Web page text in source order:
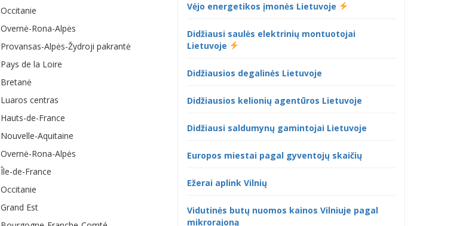
Occitanie
Overnė-Rona-Alpės
Provansas-Alpės-Žydroji pakrantė
Pays de la Loire
Bretanė
Luaros centras
Hauts-de-France
Nouvelle-Aquitaine
Overnė-Rona-Alpės
Île-de-France
Occitanie
Grand Est
Vėjo energetikos įmonės Lietuvoje
Didžiausi saulės elektrinių montuotojai
Lietuvoje
Didžiausios degalinės Lietuvoje
Didžiausios kelionių agentūros Lietuvoje
Didžiausi saldumynų gamintojai Lietuvoje
Europos miestai pagal gyventojų skaičių
Ežerai aplink Vilnių
Vidutinės butų nuomos kainos Vilniuje pagal
mikrorajoną